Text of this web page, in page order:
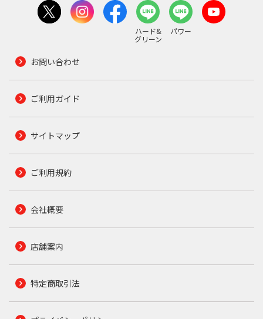
ハード&
グリーン
パワー
お問い合わせ
ご利用ガイド
サイトマップ
ご利用規約
会社概要
店舗案内
特定商取引法